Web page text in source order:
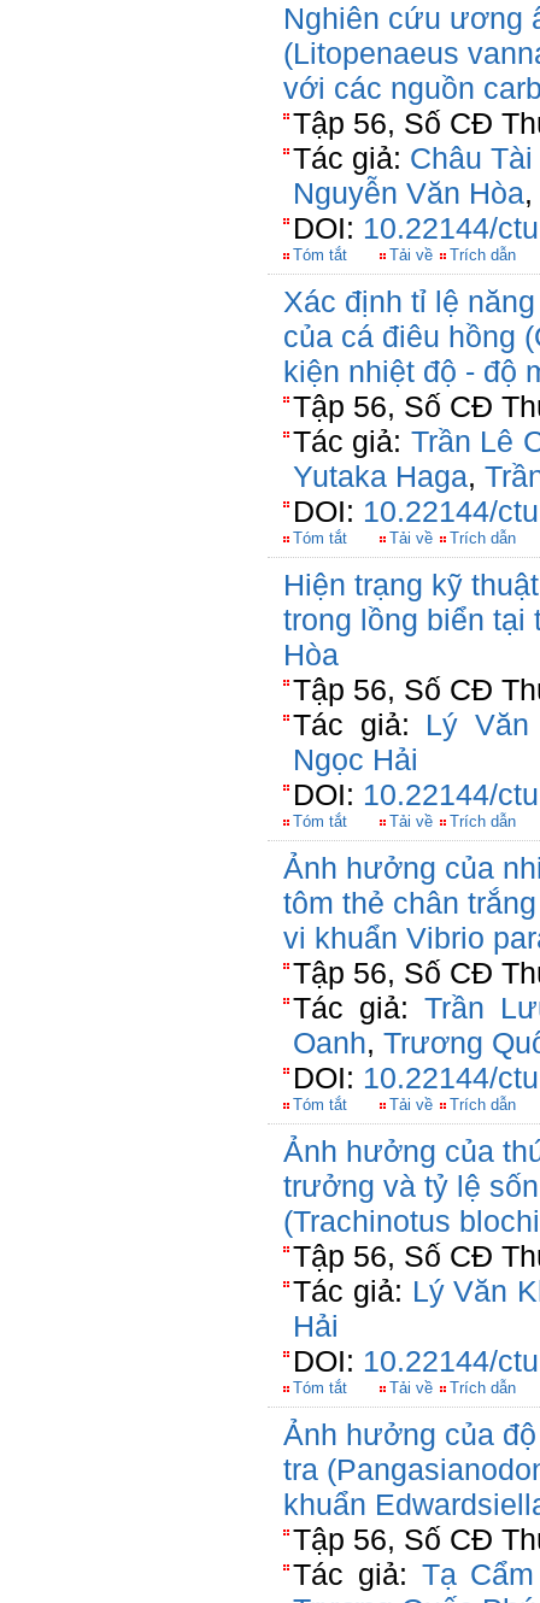
Nghiên cứu ương
(Litopenaeus
với các nguồn
Tập 56, Số CĐ
Tác giả: Châu Tài
Nguyễn Văn Hòa,
DOI: 10.22144/
Tóm tắt Tải về Trích dẫn
Xác định tỉ lệ
của cá điêu hồng
kiện nhiệt độ - độ
Tập 56, Số CĐ
Tác giả: Trần Lê
Yutaka Haga,
DOI: 10.22144/
Tóm tắt Tải về Trích dẫn
Hiện trạng kỹ
trong lồng biển tại
Hòa
Tập 56, Số CĐ
Tác giả: Lý Văn
Ngọc Hải
DOI: 10.22144/
Tóm tắt Tải về Trích dẫn
Ảnh hưởng của
tôm thẻ chân
vi khuẩn Vibrio
Tập 56, Số CĐ
Tác giả: Trần
Oanh, Trương
DOI: 10.22144/
Tóm tắt Tải về Trích dẫn
Ảnh hưởng của
trưởng và tỷ lệ
(Trachinotus
Tập 56, Số CĐ
Tác giả: Lý Văn
Hải
DOI: 10.22144/
Tóm tắt Tải về Trích dẫn
Ảnh hưởng của
tra
khuẩn
Tập 56, Số CĐ
Tác giả: Tạ